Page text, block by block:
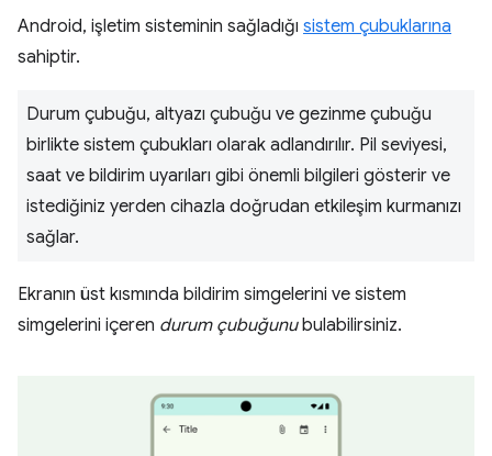
Android, işletim sisteminin sağladığı sistem çubuklarına
sahiptir.
Durum çubuğu, altyazı çubuğu ve gezinme çubuğu
birlikte sistem çubukları olarak adlandırılır. Pil seviyesi,
saat ve bildirim uyarıları gibi önemli bilgileri gösterir ve
istediğiniz yerden cihazla doğrudan etkileşim kurmanızı
sağlar.
Ekranın üst kısmında bildirim simgelerini ve sistem
simgelerini içeren durum çubuğunubulabilirsiniz.